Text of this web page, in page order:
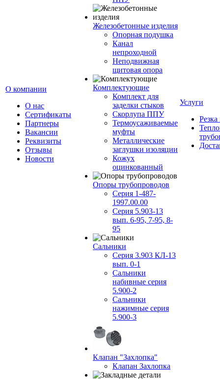
О компании
О нас
Сертификаты
Партнеры
Вакансии
Реквизиты
Отзывы
Новости
Железобетонные изделия
Опорная подушка
Канал
непроходной
Неподвижная
щитовая опора
Комплектующие
Комплект для
заделки стыков
Скорлупа ППУ
Термоусаживаемые
муфты
Металлические
заглушки изоляции
Кожух
оцинкованный
Опоры трубопроводов
Серия 1-487-
1997.00.00
Серия 5.903-13
вып. 6-95, 7-95, 8-
95
Сальники
Серия 3.903 КЛ-13
вып. 0-1
Сальники
набивные серия
5.900-2
Сальники
нажимные серия
5.900-3
Клапан "Захлопка"
Клапан Захлопка
Услуги
Резка